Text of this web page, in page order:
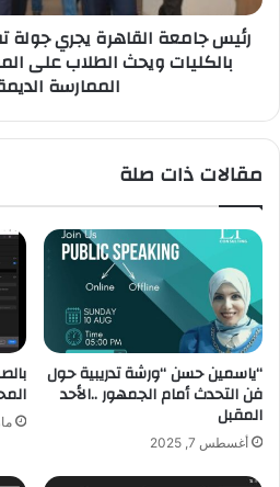
بالكليات
ويحث
الطلاب
الإيجابية
الممارسة
رئيس جامعة القاهرة يجري جولة
بالكليات ويحث الطلاب على
الممارسة
مقالات ذات صلة
“ياسمين حسن “ورشة تدريبية حول
فن التحدث أمام الجمهور ..الأحد
المقبل
أغسطس 7, 2025